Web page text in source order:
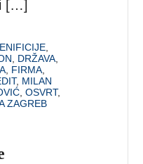
[…]
DRŽAVA
FIRMA
, MILAN
,OSVRT,
ZAGREB